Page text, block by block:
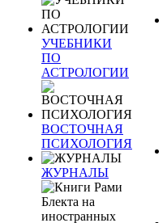
УЧЕБНИКИ
ПО
АСТРОЛОГИИ
ВОСТОЧНАЯ
ПСИХОЛОГИЯ
ЖУРНАЛЫ